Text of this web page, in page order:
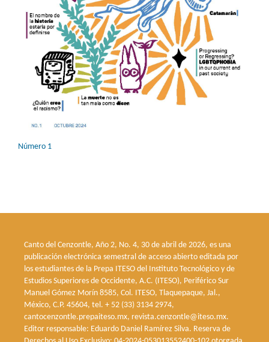
Número 1
Canto del Cenzontle, Año 2, No. 4, 30 de abril de 2026, es una
publicación electrónica semestral de acceso abierto editada por
los estudiantes de la Prepa ITESO del Instituto Tecnológico y de
Estudios Superiores de Occidente, A.C. (ITESO), Periférico Sur
Manuel Gómez Morín 8585, Col. ITESO, Tlaquepaque, Jal.,
México, C.P. 45604, tel. + 52 (33) 3134 2974,
cantocenzontle.prepaiteso.mx, revista.cenzontle@iteso.mx.
Editor responsable: Eduardo Daniel Ramírez Silva. Reserva de